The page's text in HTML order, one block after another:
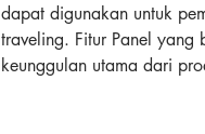
dapat digunakan untuk
traveling. Fitur Panel yang
keunggulan utama dari